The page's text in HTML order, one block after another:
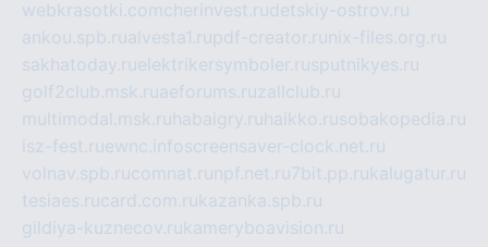
webkrasotki.comcherinvest.rudetskiy-ostrov.ru
ankou.spb.rualvesta1.rupdf-creator.ru nix-files.org.ru
sakhatoday.ruelektrikersymboler.rusputnikyes.ru
golf2club.msk.ruaeforums.ruzallclub.ru
multimodal.msk.ru habaigry.ru haikko.rusobakopedia.ru
isz-fest.ruewnc.infoscreensaver-clock.net.ru
volnav.spb.rucomnat.ru npf.net.ru 7bit.pp.rukalugatur.ru
tesiaes.rucard.com.rukazanka.spb.ru
gildiya-kuznecov.rukameryboavision.ru